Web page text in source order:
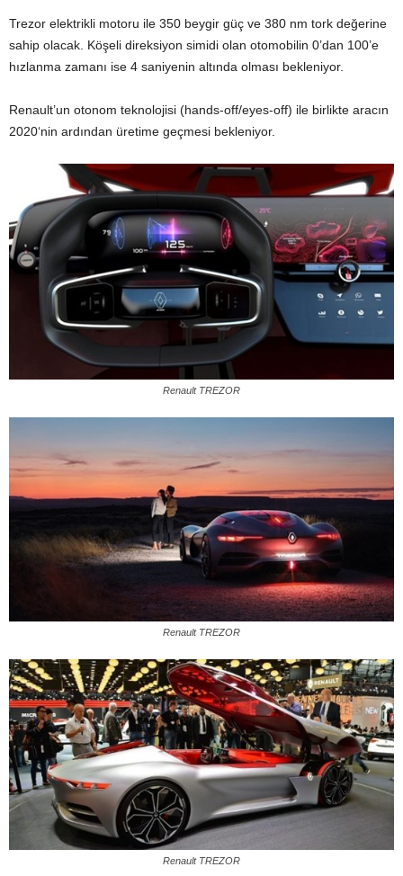
Trezor elektrikli motoru ile 350 beygir güç ve 380 nm tork değerine
sahip olacak. Köşeli direksiyon simidi olan otomobilin 0’dan 100’e
hızlanma zamanı ise 4 saniyenin altında olması bekleniyor.
Renault’un otonom teknolojisi (hands-off/eyes-off) ile birlikte aracın
2020‘nin ardından üretime geçmesi bekleniyor.
Renault TREZOR
Renault TREZOR
Renault TREZOR